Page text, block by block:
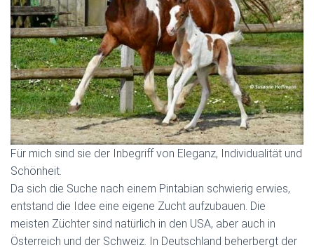
Für mich sind sie der Inbegriff von Eleganz, Individualität und
Schönheit.
Da sich die Suche nach einem Pintabian schwierig erwies,
entstand die Idee eine eigene Zucht aufzubauen. Die
meisten Züchter sind natürlich in den USA, aber auch in
Österreich und der Schweiz. In Deutschland beherbergt der